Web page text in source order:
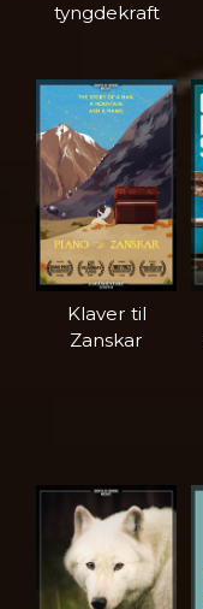
tyngdekraft
Klaver til
Zanskar